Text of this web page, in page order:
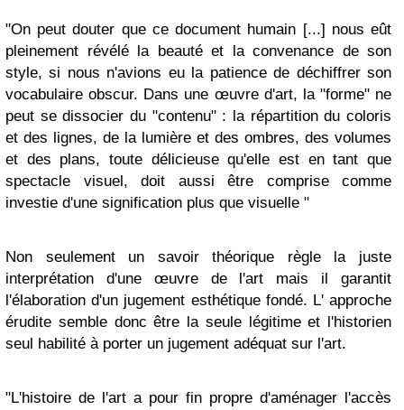
"On peut douter que ce document humain [...] nous eût
pleinement révélé la beauté et la convenance de son
style, si nous n'avions eu la patience de déchiffrer son
vocabulaire obscur. Dans une œuvre d'art, la "forme" ne
peut se dissocier du "contenu" : la répartition du coloris
et des lignes, de la lumière et des ombres, des volumes
et des plans, toute délicieuse qu'elle est en tant que
spectacle visuel, doit aussi être comprise comme
investie d'une signification plus que visuelle "
Non seulement un savoir théorique règle la juste
interprétation d'une œuvre de l'art mais il garantit
l'élaboration d'un jugement esthétique fondé. L' approche
érudite semble donc être la seule légitime et l'historien
seul habilité à porter un jugement adéquat sur l'art.
"L'histoire de l'art a pour fin propre d'aménager l'accès